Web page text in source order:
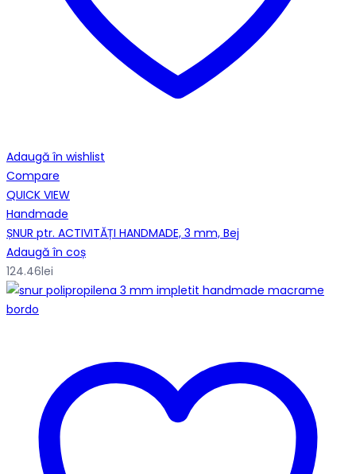
Adaugă în wishlist
Compare
QUICK VIEW
Handmade
ȘNUR ptr. ACTIVITĂȚI HANDMADE, 3 mm, Bej
Adaugă în coș
124.46lei